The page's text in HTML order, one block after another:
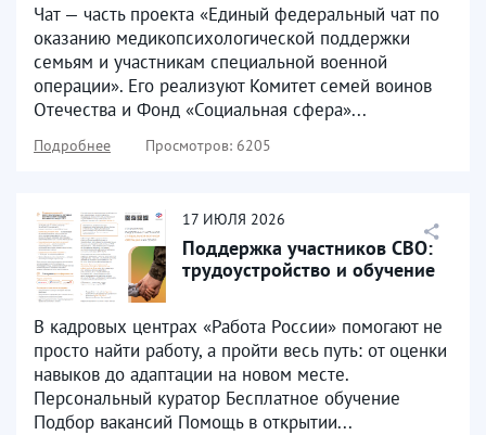
Чат — часть проекта «Единый федеральный чат по
оказанию медикопсихологической поддержки
семьям и участникам специальной военной
операции». Его реализуют Комитет семей воинов
Отечества и Фонд «Социальная сфера»...
Подробнее Просмотров: 6205
17 ИЮЛЯ 2026
Поддержка участников СВО:
трудоустройство и обучение
В кадровых центрах «Работа России» помогают не
просто найти работу, а пройти весь путь: от оценки
навыков до адаптации на новом месте.
Персональный куратор Бесплатное обучение
Подбор вакансий Помощь в открытии...